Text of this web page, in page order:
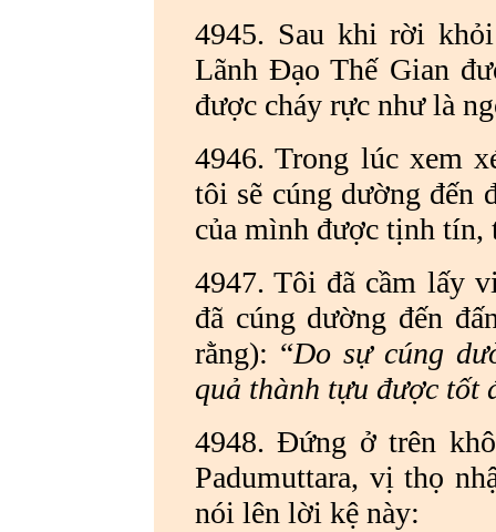
4945. Sau khi rời
Lãnh Đạo Thế Gian
được cháy rực như là
4946. Trong lúc xem
tôi sẽ cúng dường đến
của mình được tịnh tín,
4947. Tôi đã cầm lấy
đã cúng dường đến
rằng): “Do sự cúng
quả thành tựu được tốt
4948. Đứng ở trên
Padumuttara, vị thọ
nói lên lời kệ này: